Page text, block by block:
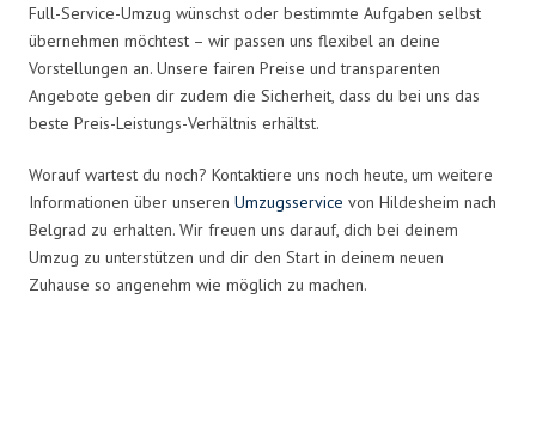
Full-Service-Umzug wünschst oder bestimmte Aufgaben selbst
übernehmen möchtest – wir passen uns flexibel an deine
Vorstellungen an. Unsere fairen Preise und transparenten
Angebote geben dir zudem die Sicherheit, dass du bei uns das
beste Preis-Leistungs-Verhältnis erhältst.
Worauf wartest du noch? Kontaktiere uns noch heute, um weitere
Informationen über unseren Umzugsservice von Hildesheim nach
Belgrad zu erhalten. Wir freuen uns darauf, dich bei deinem
Umzug zu unterstützen und dir den Start in deinem neuen
Zuhause so angenehm wie möglich zu machen.